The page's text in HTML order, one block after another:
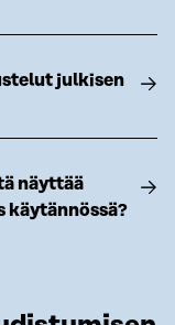
julkisen
näyttää